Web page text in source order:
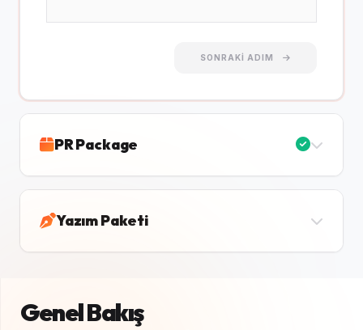
SONRAKI ADIM
PR Package
Yazım Paketi
Genel Bakış